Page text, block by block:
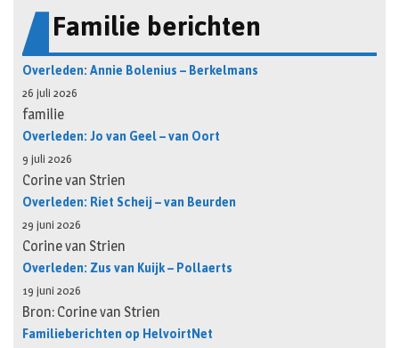
Familie berichten
Overleden: Annie Bolenius – Berkelmans
26 juli 2026
familie
Overleden: Jo van Geel – van Oort
9 juli 2026
Corine van Strien
Overleden: Riet Scheij – van Beurden
29 juni 2026
Corine van Strien
Overleden: Zus van Kuijk – Pollaerts
19 juni 2026
Bron: Corine van Strien
Familieberichten op HelvoirtNet